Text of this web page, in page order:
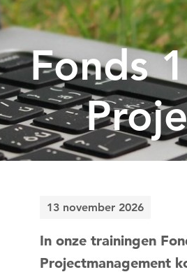
Fonds
13 november 2026
In onze trainingen
Projectmanagement